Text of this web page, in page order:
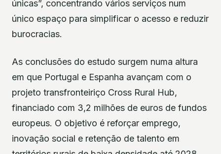
únicas”, concentrando vários serviços num
único espaço para simplificar o acesso e reduzir
burocracias.
As conclusões do estudo surgem numa altura
em que Portugal e Espanha avançam com o
projeto transfronteiriço Cross Rural Hub,
financiado com 3,2 milhões de euros de fundos
europeus. O objetivo é reforçar emprego,
inovação social e retenção de talento em